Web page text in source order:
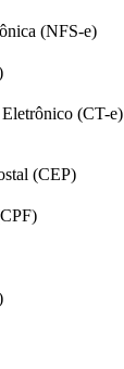
(NFS-e)
(CT-e)
(CEP)